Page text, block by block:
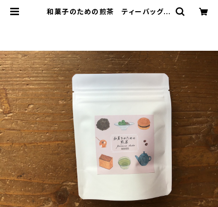
和菓子のための煎茶 ティーバッグ
ペアリング オリジナルのお茶 ブレ
ンド 国内産 | 加島茶舗